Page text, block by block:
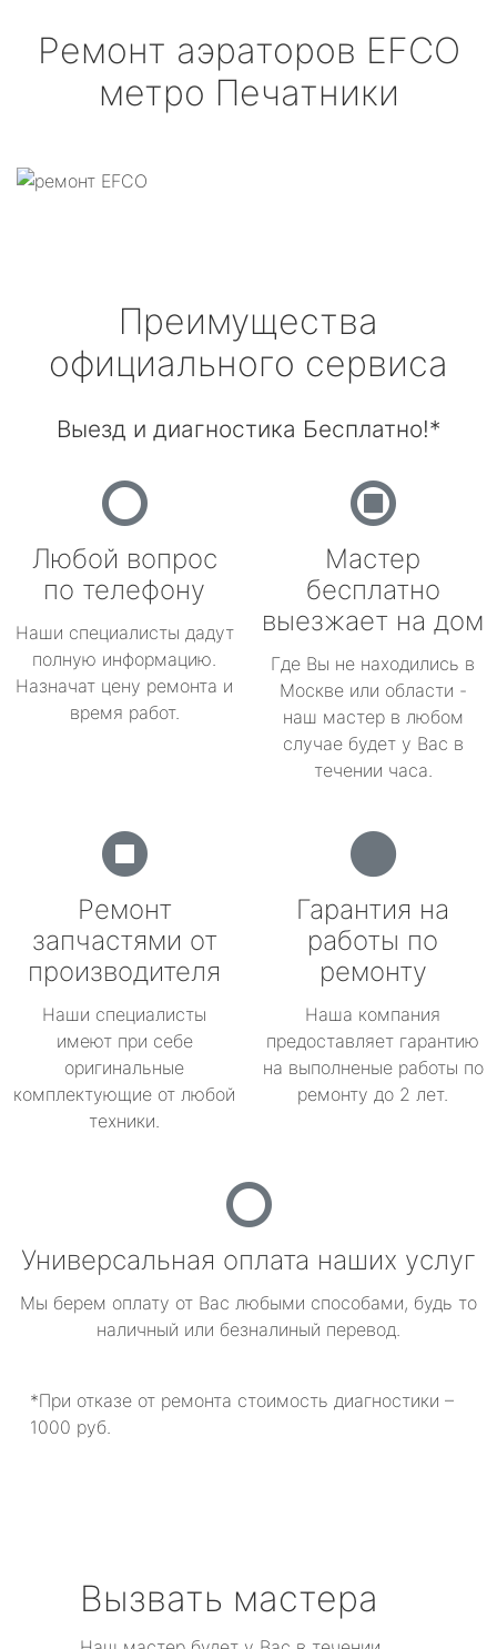
Ремонт аэраторов EFCO
метро Печатники
Преимущества
официального сервиса
Выезд и диагностика Бесплатно!*
Любой вопрос
по телефону
Наши специалисты дадут
полную информацию.
Назначат цену ремонта и
время работ.
Мастер
бесплатно
выезжает на дом
Где Вы не находились в
Москве или области -
наш мастер в любом
случае будет у Вас в
течении часа.
Ремонт
запчастями от
производителя
Наши специалисты
имеют при себе
оригинальные
комплектующие от любой
техники.
Гарантия на
работы по
ремонту
Наша компания
предоставляет гарантию
на выполненые работы по
ремонту до 2 лет.
Универсальная оплата наших услуг
Мы берем оплату от Вас любыми способами, будь то
наличный или безналиный перевод.
*При отказе от ремонта стоимость диагностики –
1000 руб.
Вызвать мастера